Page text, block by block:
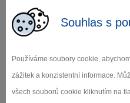
Souhlas s
Používáme soubory cookie,
zážitek a konzistentní informace.
všech souborů cookie kliknutím na
Hotel restaurace U